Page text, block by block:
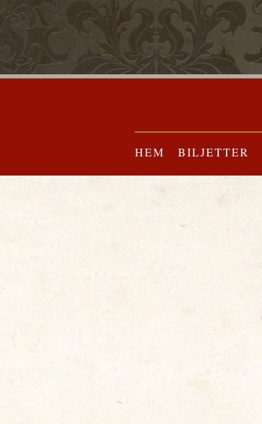
HEM BILJETTER